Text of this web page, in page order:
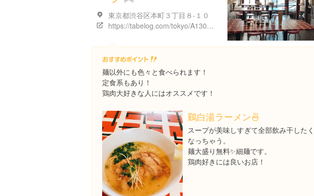
東京都渋谷区本町３丁目８-１０
https://tabelog.com/tokyo/A1304/A130401/13207092/
麺以外にも色々と食べられます！
定食系もあり！
鶏肉大好きな人にはオススメです！
鷄白湯ラーメン🍜
スープが美味しすぎて全部飲み干したく
なっちゃう。
麺大盛り無料✨細麺です。
鶏肉好きには良いお店！